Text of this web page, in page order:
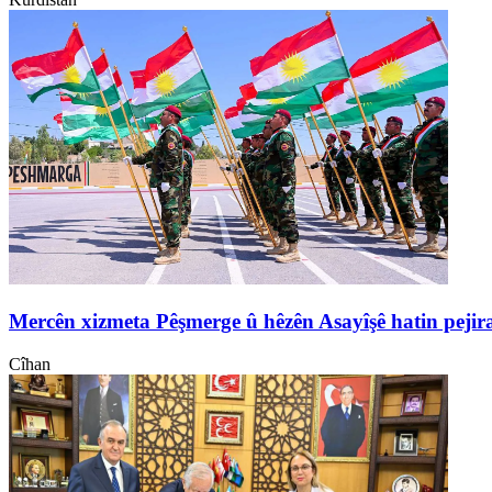
Mercên xizmeta Pêşmerge û hêzên Asayîşê hatin
Cîhan